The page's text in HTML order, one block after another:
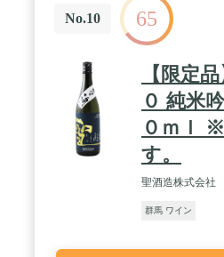
No.10 65
【限定
０ 純米
０ｍｌ
す。
聖酒造株式会社
群馬 ワイン